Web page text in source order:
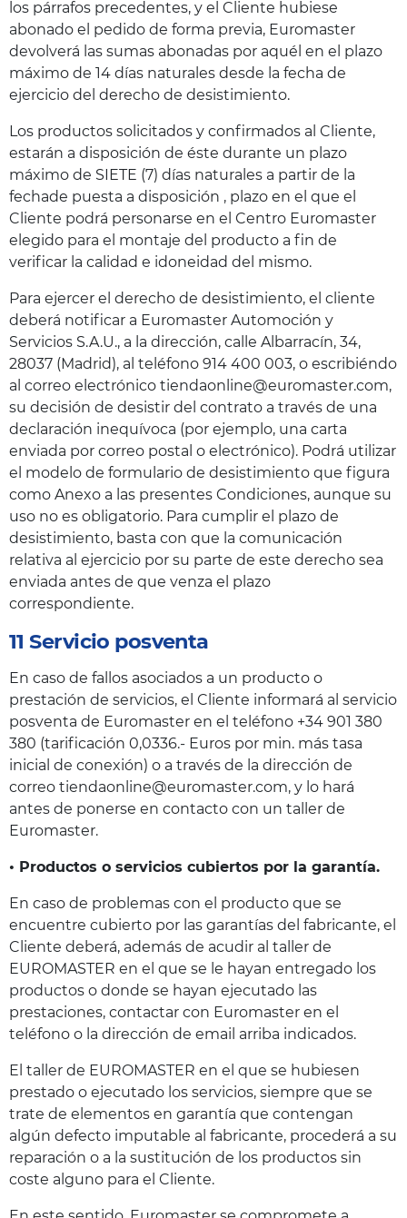
los párrafos precedentes, y el Cliente hubiese
abonado el pedido de forma previa, Euromaster
devolverá las sumas abonadas por aquél en el plazo
máximo de 14 días naturales desde la fecha de
ejercicio del derecho de desistimiento.
Los productos solicitados y confirmados al Cliente,
estarán a disposición de éste durante un plazo
máximo de SIETE (7) días naturales a partir de la
fechade puesta a disposición , plazo en el que el
Cliente podrá personarse en el Centro Euromaster
elegido para el montaje del producto a fin de
verificar la calidad e idoneidad del mismo.
Para ejercer el derecho de desistimiento, el cliente
deberá notificar a Euromaster Automoción y
Servicios S.A.U., a la dirección, calle Albarracín, 34,
28037 (Madrid), al teléfono 914 400 003, o escribiéndo
al correo electrónico tiendaonline@euromaster.com,
su decisión de desistir del contrato a través de una
declaración inequívoca (por ejemplo, una carta
enviada por correo postal o electrónico). Podrá utilizar
el modelo de formulario de desistimiento que figura
como Anexo a las presentes Condiciones, aunque su
uso no es obligatorio. Para cumplir el plazo de
desistimiento, basta con que la comunicación
relativa al ejercicio por su parte de este derecho sea
enviada antes de que venza el plazo
correspondiente.
11 Servicio posventa
En caso de fallos asociados a un producto o
prestación de servicios, el Cliente informará al servicio
posventa de Euromaster en el teléfono +34 901 380
380 (tarificación 0,0336.- Euros por min. más tasa
inicial de conexión) o a través de la dirección de
correo tiendaonline@euromaster.com, y lo hará
antes de ponerse en contacto con un taller de
Euromaster.
• Productos o servicios cubiertos por la garantía.
En caso de problemas con el producto que se
encuentre cubierto por las garantías del fabricante, el
Cliente deberá, además de acudir al taller de
EUROMASTER en el que se le hayan entregado los
productos o donde se hayan ejecutado las
prestaciones, contactar con Euromaster en el
teléfono o la dirección de email arriba indicados.
El taller de EUROMASTER en el que se hubiesen
prestado o ejecutado los servicios, siempre que se
trate de elementos en garantía que contengan
algún defecto imputable al fabricante, procederá a su
reparación o a la sustitución de los productos sin
coste alguno para el Cliente.